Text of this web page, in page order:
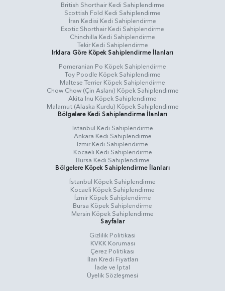
British Shorthair Kedi Sahiplendirme
Scottish Fold Kedi Sahiplendirme
İran Kedisi Kedi Sahiplendirme
Exotic Shorthair Kedi Sahiplendirme
Chinchilla Kedi Sahiplendirme
Tekir Kedi Sahiplendirme
Irklara Göre Köpek Sahiplendirme İlanları
Pomeranian Po Köpek Sahiplendirme
Toy Poodle Köpek Sahiplendirme
Maltese Terrier Köpek Sahiplendirme
Chow Chow (Çin Aslanı) Köpek Sahiplendirme
Akita Inu Köpek Sahiplendirme
Malamut (Alaska Kurdu) Köpek Sahiplendirme
Bölgelere Kedi Sahiplendirme İlanları
İstanbul Kedi Sahiplendirme
Ankara Kedi Sahiplendirme
İzmir Kedi Sahiplendirme
Kocaeli Kedi Sahiplendirme
Bursa Kedi Sahiplendirme
Bölgelere Köpek Sahiplendirme İlanları
İstanbul Köpek Sahiplendirme
Kocaeli Köpek Sahiplendirme
İzmir Köpek Sahiplendirme
Bursa Köpek Sahiplendirme
Mersin Köpek Sahiplendirme
Sayfalar
Gizlilik Politikasi
KVKK Koruması
Çerez Politikası
İlan Kredi Fiyatları
İade ve İptal
Üyelik Sözleşmesi